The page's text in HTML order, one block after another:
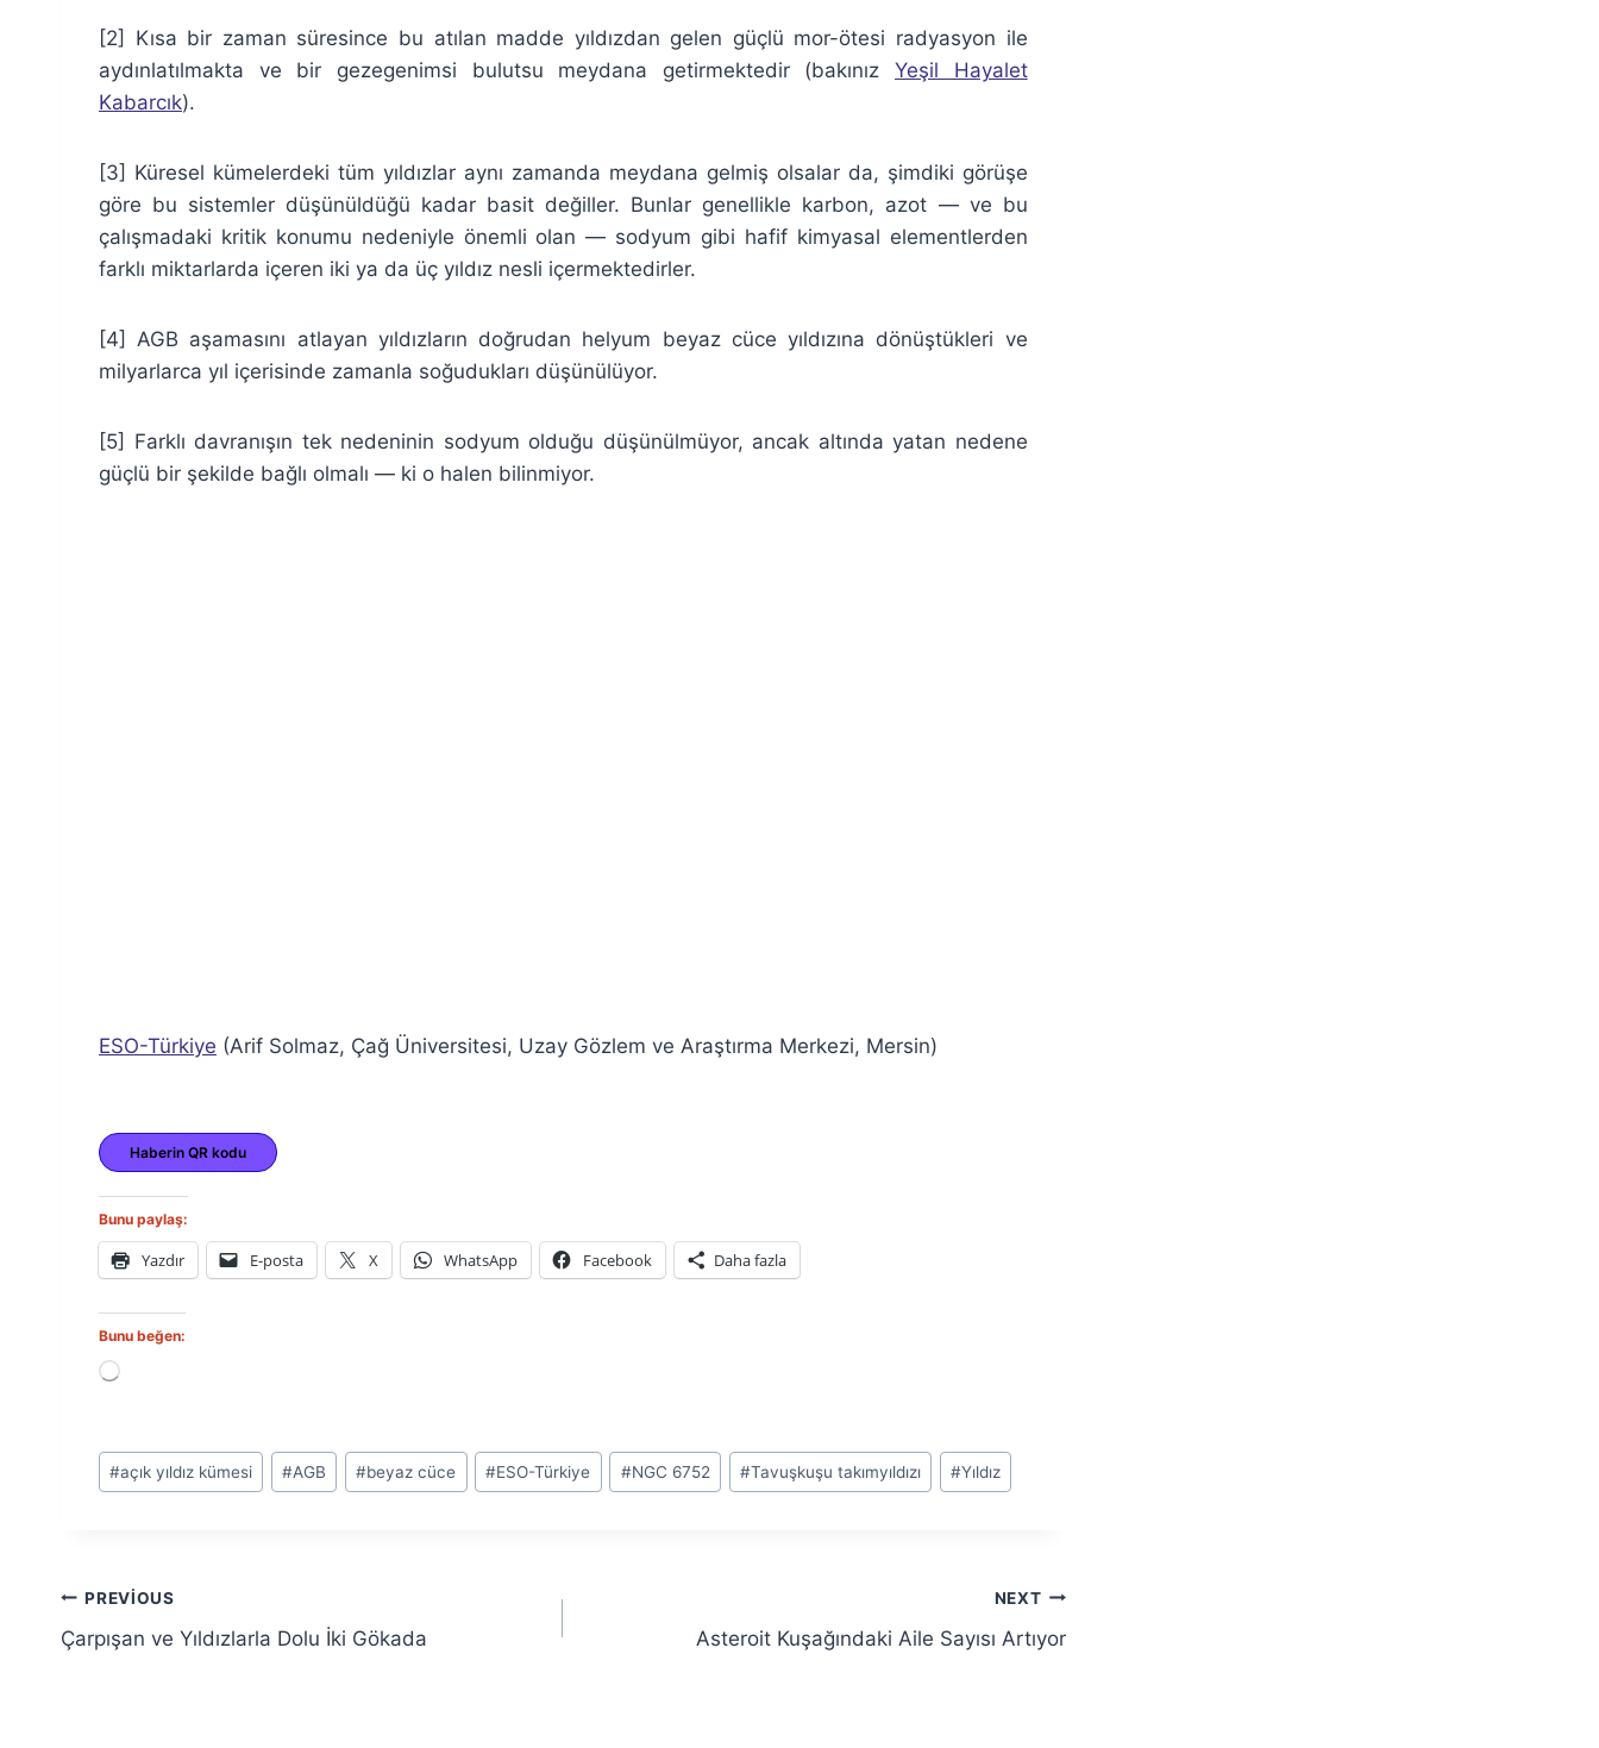
[2] Kısa bir zaman süresince bu atılan madde yıldızdan gelen güçlü mor-ötesi radyasyon ile
aydınlatılmakta ve bir gezegenimsi bulutsu meydana getirmektedir (bakınızYeşil Hayalet
Kabarcık).
[3] Küresel kümelerdeki tüm yıldızlar aynı zamanda meydana gelmiş olsalar da, şimdiki görüşe
göre bu sistemler düşünüldüğü kadar basit değiller. Bunlar genellikle karbon, azot — ve bu
çalışmadaki kritik konumu nedeniyle önemli olan — sodyum gibi hafif kimyasal elementlerden
farklı miktarlarda içeren iki ya da üç yıldız nesli içermektedirler.
[4] AGB aşamasını atlayan yıldızların doğrudan helyum beyaz cüce yıldızına dönüştükleri ve
milyarlarca yıl içerisinde zamanla soğudukları düşünülüyor.
[5] Farklı davranışın tek nedeninin sodyum olduğu düşünülmüyor, ancak altında yatan nedene
güçlü bir şekilde bağlı olmalı — ki o halen bilinmiyor.
ESO-Türkiye (Arif Solmaz, Çağ Üniversitesi, Uzay Gözlem ve Araştırma Merkezi, Mersin)
Haberin QR kodu
Bunu paylaş:
Yazdır E-posta X WhatsApp Facebook Daha fazla
Bunu beğen:
Y
e
n
.
.
Post
Tags:
#açık yıldız kümesi #AGB #beyaz cüce #ESO-Türkiye #NGC 6752 #Tavuşkuşu takımyıldızı #Yıldız
Yazı
gezinmesi
PREVIOUS
Çarpışan ve Yıldızlarla Dolu İki Gökada
NEXT
Asteroit Kuşağındaki Aile Sayısı Artıyor